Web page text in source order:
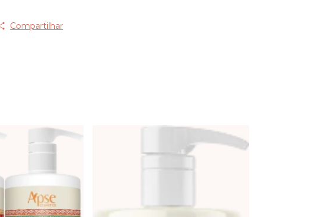
Compartilhar